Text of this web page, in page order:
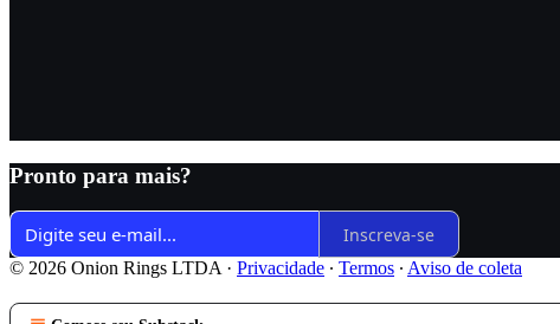
Pronto para mais?
Inscreva-se
© 2026 Onion Rings LTDA· Privacidade ∙ Termos ∙ Aviso de coleta